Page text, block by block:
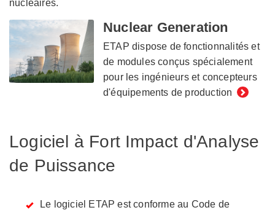
nucléaires.
Nuclear Generation
ETAP dispose de fonctionnalités et
de modules conçus spécialement
pour les ingénieurs et concepteurs
d'équipements de production
Logiciel à Fort Impact d'Analyse
de Puissance
Le logiciel ETAP est conforme au Code de